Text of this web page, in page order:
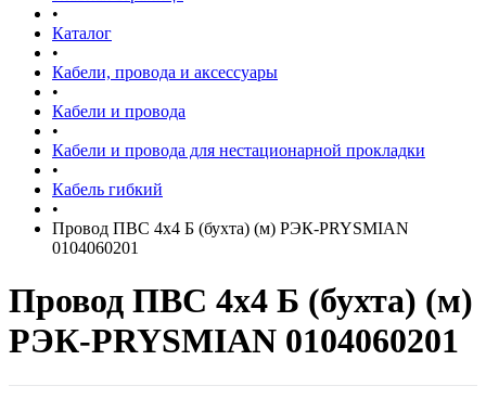
•
Каталог
•
Кабели, провода и аксессуары
•
Кабели и провода
•
Кабели и провода для нестационарной прокладки
•
Кабель гибкий
•
Провод ПВС 4х4 Б (бухта) (м) РЭК-PRYSMIAN
0104060201
Провод ПВС 4х4 Б (бухта) (м)
РЭК-PRYSMIAN 0104060201